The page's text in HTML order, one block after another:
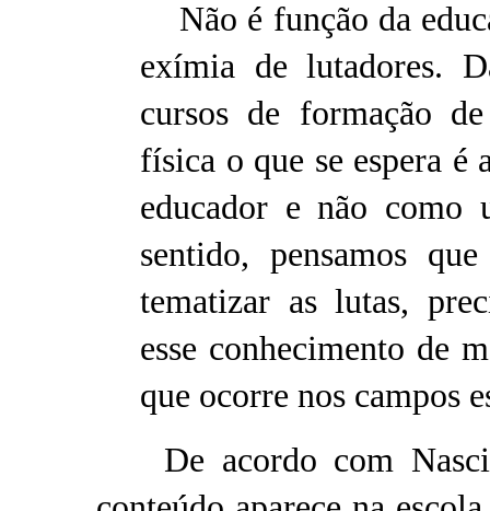
Não é função da
exímia de lutadores.
cursos de formação
física o que se espera é
educador e não como
sentido, pensamos
tematizar as lutas,
esse conhecimento de
que ocorre nos campos
De acordo com